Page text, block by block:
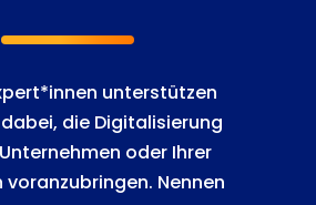
unterstützen
die Digitalisierung
oder Ihrer
Nennen